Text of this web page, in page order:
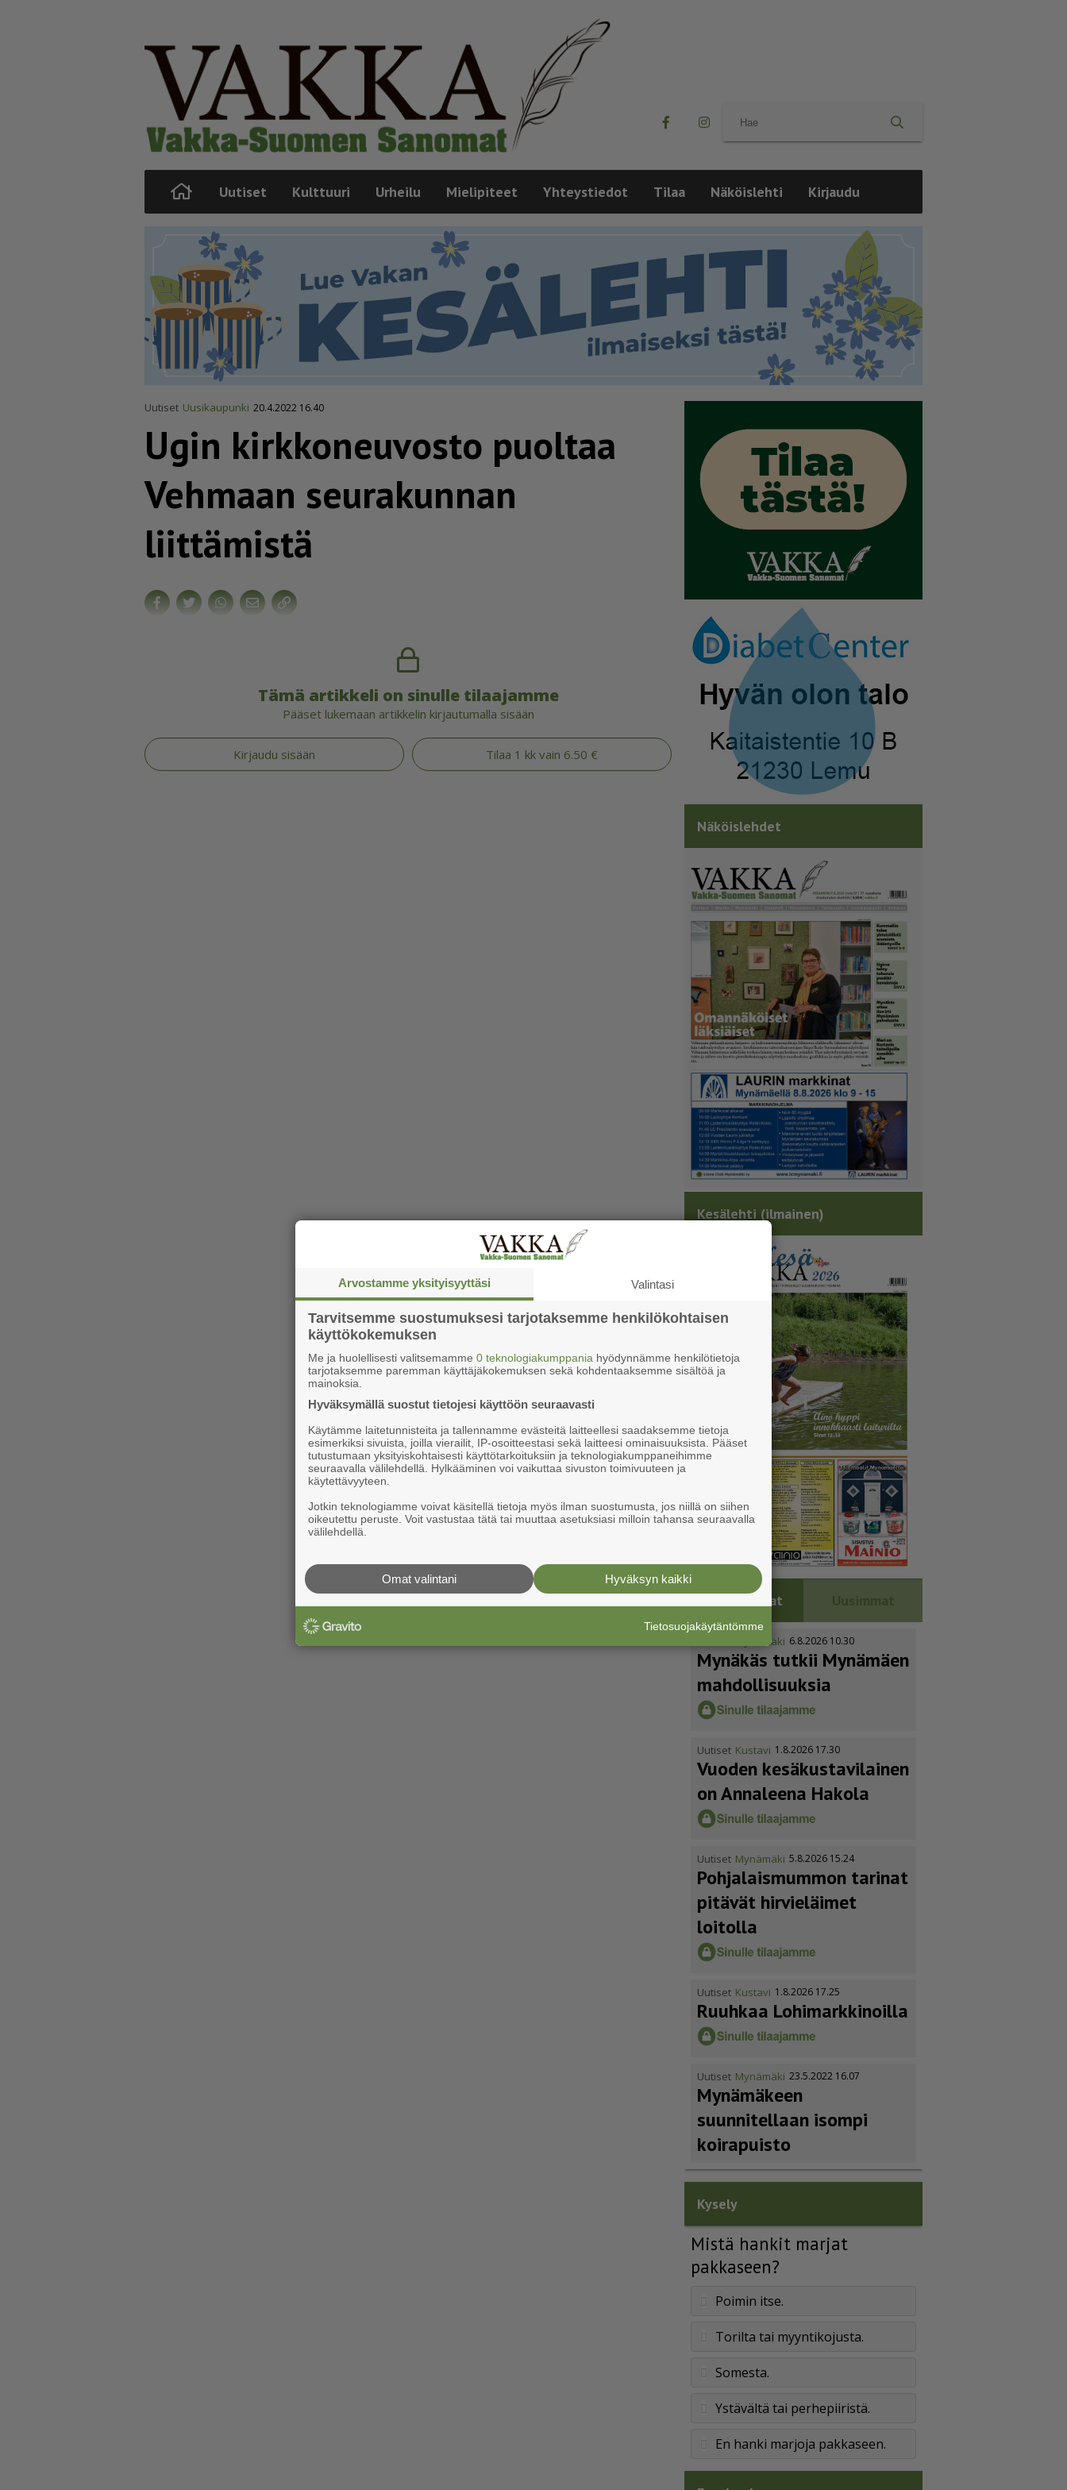
Uutiset Kulttuuri Urheilu Mielipiteet Yhteystiedot Tilaa Näköislehti Kirjaudu
Uutiset Uusikaupunki 20.4.2022 16.40
Ugin kirkkoneuvosto puoltaa
Vehmaan seurakunnan
liittämistä
Tämä artikkeli on sinulle tilaajamme
Pääset lukemaan artikkelin kirjautumalla sisään
Kirjaudu sisään Tilaa 1 kk vain 6.50 €
Näköislehdet
Kesälehti (ilmainen)
Luetuimmat Uusimmat
Mynämäki 6.8.2026 10.30
Mynäkäs tutkii Mynämäen
mahdol­li­suuksia
Uutiset Kustavi 1.8.2026 17.30
Vuoden kesäkus­ta­vi­lainen
on Annaleena Hakola
Uutiset Mynämäki 5.8.2026 15.24
Pohja­lais­mummon tarinat
pitävät hirvieläimet
loitolla
Uutiset Kustavi 1.8.2026 17.25
Ruuhkaa Lohimark­ki­noilla
Uutiset Mynämäki 23.5.2022 16.07
Mynämäkeen
suunnitellaan isompi
koirapuisto
Kysely
Mistä hankit marjat
pakkaseen?
Poimin itse.
Torilta tai myyntikojusta.
Somesta.
Ystävältä tai perhepiiristä.
En hanki marjoja pakkaseen.
Arvostamme yksityisyyttäsi Valintasi
Tarvitsemme suostumuksesi tarjotaksemme henkilökohtaisen
käyttökokemuksen
Me ja huolellisesti valitsemamme 0 teknologiakumppania hyödynnämme henkilötietoja
tarjotaksemme paremman käyttäjäkokemuksen sekä kohdentaaksemme sisältöä ja
mainoksia.
Hyväksymällä suostut tietojesi käyttöön seuraavasti
Käytämme laitetunnisteita ja tallennamme evästeitä laitteellesi saadaksemme tietoja
esimerkiksi sivuista, joilla vierailit, IP-osoitteestasi sekä laitteesi ominaisuuksista. Pääset
tutustumaan yksityiskohtaisesti käyttötarkoituksiin ja teknologiakumppaneihimme
seuraavalla välilehdellä. Hylkääminen voi vaikuttaa sivuston toimivuuteen ja
käytettävyyteen.
Jotkin teknologiamme voivat käsitellä tietoja myös ilman suostumusta, jos niillä on siihen
oikeutettu peruste. Voit vastustaa tätä tai muuttaa asetuksiasi milloin tahansa seuraavalla
välilehdellä.
Hyväksyn kaikki
Omat valintani
Tietosuojakäytäntömme